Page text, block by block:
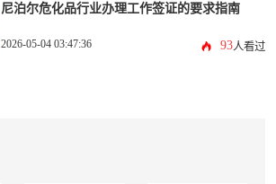
尼泊尔危化品行业办理工作签证的要求指南
2026-05-04 03:47:36 93人看过